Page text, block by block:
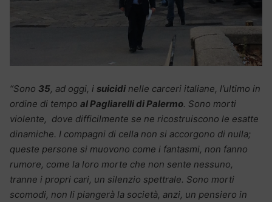
“Sono 35, ad oggi, i suicidi nelle carceri italiane, l’ultimo in
ordine di tempo al Pagliarelli di Palermo. Sono morti
violente, dove difficilmente se ne ricostruiscono le esatte
dinamiche. I compagni di cella non si accorgono di nulla;
queste persone si muovono come i fantasmi, non fanno
rumore, come la loro morte che non sente nessuno,
tranne i propri cari, un silenzio spettrale. Sono morti
scomodi, non li piangerà la società, anzi, un pensiero in